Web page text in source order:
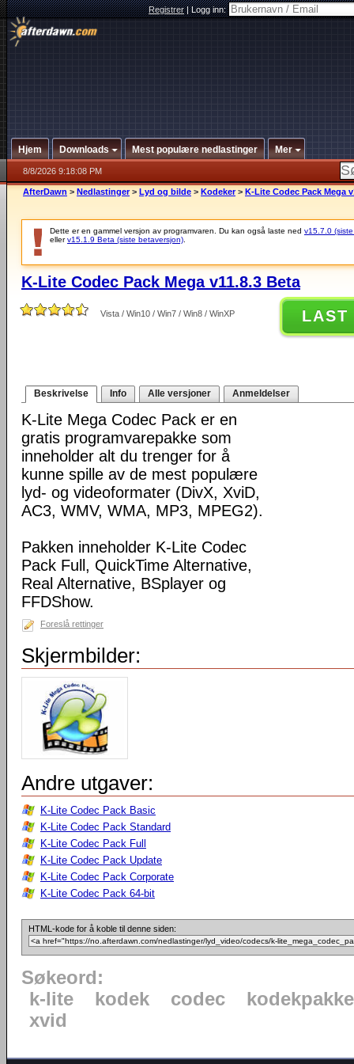
Registrer|Logg inn:
Hjem Downloads Mest populære nedlastinger Mer
8/8/2026 9:18:08 PM
AfterDawn > Nedlastinger > Lyd og bilde > Kodeker > K-Lite Codec Pack Mega
Dette er en gammel versjon av programvaren. Du kan også laste ned v15.7.0
ellerv15.1.9 Beta (siste betaversjon)
K-Lite Codec Pack Mega v11.8.3 Beta
Vista / Win10 / Win7 / Win8 / WinXP LAST
Beskrivelse Info Alle versjoner Anmeldelser
K-Lite Mega Codec Pack er en
gratis programvarepakke som
inneholder alt du trenger for å
kunne spille av de mest populære
lyd- og videoformater (DivX, XviD,
AC3, WMV, WMA, MP3, MPEG2).
Pakken inneholder K-Lite Codec
Pack Full, QuickTime Alternative,
Real Alternative, BSplayer og
FFDShow.
Foreslå rettinger
Skjermbilder:
Andre utgaver:
K-Lite Codec Pack Basic
K-Lite Codec Pack Standard
K-Lite Codec Pack Full
K-Lite Codec Pack Update
K-Lite Codec Pack Corporate
K-Lite Codec Pack 64-bit
HTML-kode for å koble til denne siden:
Søkeord:
k-lite
kodek codec
kodekpakke
xvid